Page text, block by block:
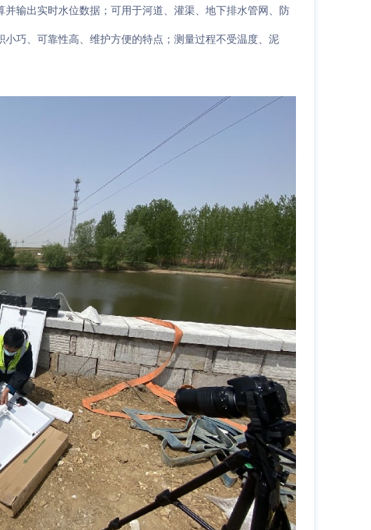
并输出实时水位数据；可用于河道、灌渠、地下排水管网、防
巧、可靠性高、维护方便的特点；测量过程不受温度、泥